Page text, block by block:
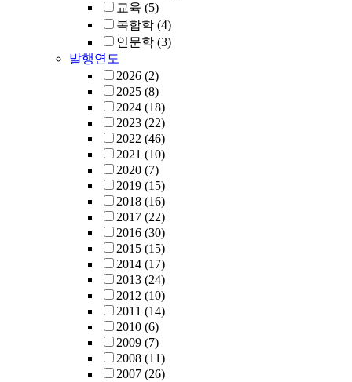
교육 (5)
복합학 (4)
인문학 (3)
발행연도
2026 (2)
2025 (8)
2024 (18)
2023 (22)
2022 (46)
2021 (10)
2020 (7)
2019 (15)
2018 (16)
2017 (22)
2016 (30)
2015 (15)
2014 (17)
2013 (24)
2012 (10)
2011 (14)
2010 (6)
2009 (7)
2008 (11)
2007 (26)